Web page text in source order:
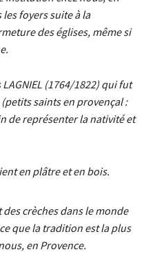
les foyers suite à la
des églises, même si
(1764/1822) qui fut
saints en provençal :
de représenter la nativité et
en plâtre et en bois.
des crèches dans le monde
que la tradition est la plus
en Provence.